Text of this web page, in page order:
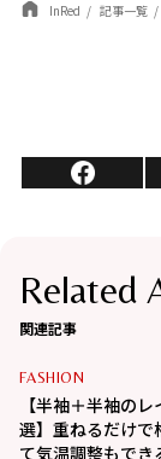
InRed 記事一覧
Related
関連記事
FASHION
【半袖＋半袖の
選】重ねるだけで
て気温調整もでき